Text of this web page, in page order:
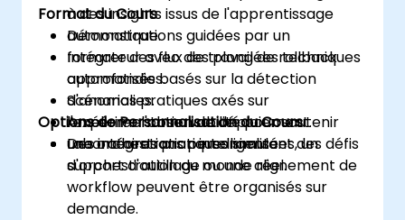
à des insights issus de l'apprentissage
automatique.
Intégrer des flux de travail de rollback
automatisés basés sur la détection
d'anomalies.
Améliorer l'observabilité pour soutenir
une orchestration intelligente.
Format du Cours
Démonstrations guidées par un
formateur avec des plongées techniques
approfondies.
Scénarios pratiques axés sur
l'expérimentation de déploiement.
Laboratoires pratiques simulant des défis
d'orchestration du monde réel.
Options de Personnalisation du Cours
Des intégrations personnalisées, un
support d'outillage ou une alignement de
workflow peuvent être organisés sur
demande.